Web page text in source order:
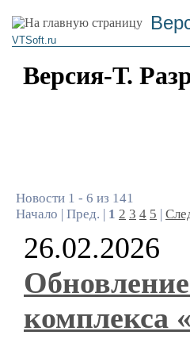
VTSoft.ru
Версия-Т.
Новости 1 - 6 из 141
Начало | Пред. | 1 2 3 4 5 |
26.02.2026
комплекса